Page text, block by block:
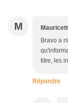
M
Bravo a
titre, les
Répondre